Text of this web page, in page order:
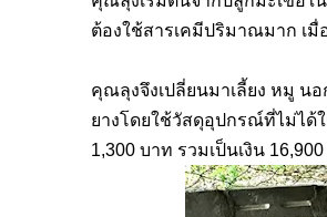
ต้องใช้สารเคมีปริมาณมาก เ
คุณลุงจึงเปลี่ยนมาเลี้ยง หมู น
ยางโดยใช้วัสดุอุปกรณ์ที่ไม่ได้
1,300 บาท รวมเป็นเงิน